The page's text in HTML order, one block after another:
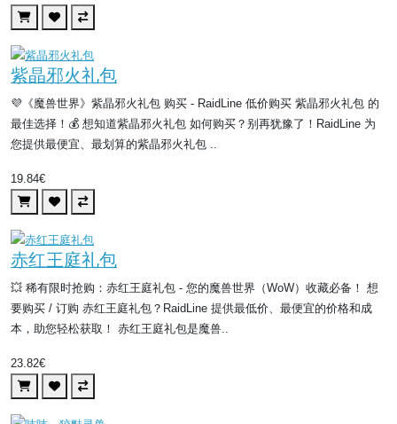
紫晶邪火礼包
💜《魔兽世界》紫晶邪火礼包 购买 - RaidLine 低价购买 紫晶邪火礼包 的
最佳选择！💰 想知道紫晶邪火礼包 如何购买？别再犹豫了！RaidLine 为
您提供最便宜、最划算的紫晶邪火礼包 ..
19.84€
赤红王庭礼包
💥 稀有限时抢购：赤红王庭礼包 - 您的魔兽世界（WoW）收藏必备！ 想
要购买 / 订购 赤红王庭礼包？RaidLine 提供最低价、最便宜的价格和成
本，助您轻松获取！ 赤红王庭礼包是魔兽..
23.82€